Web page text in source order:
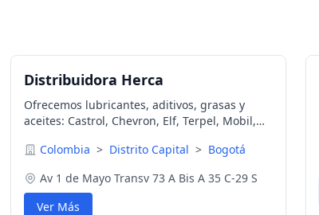
Distribuidora Herca
Ofrecemos lubricantes, aditivos, grasas y
aceites: Castrol, Chevron, Elf, Terpel, Mobil,
autorizados de lubricantes y grasas para el
Colombia > Distrito Capital > Bogotá
Av 1 de Mayo Transv 73 A Bis A 35 C-29 S
Ver Más